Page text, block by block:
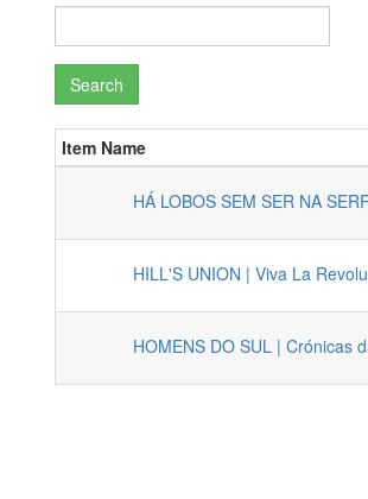
Search
Item Name
HÁ LOBOS SEM SER NA
HILL'S UNION | Viva La
HOMENS DO SUL | Crónicas